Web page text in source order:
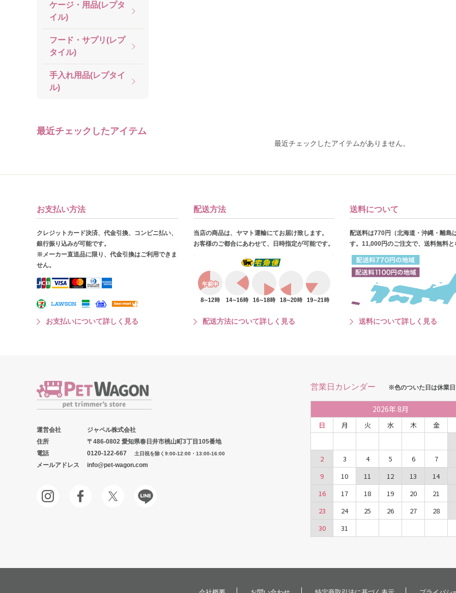
ケージ・用品(レプタ
イル)
フード・サプリ(レプ
タイル)
手入れ用品(レプタイ
ル)
最近チェックしたアイテム
最近チェックしたアイテムがありません。
お支払い方法
クレジットカード決済、代金引換、コンビニ払い、
銀行振り込みが可能です。
※メーカー直送品に限り、代金引換はご利用できま
せん。
お支払いについて詳しく見る
配送方法
当店の商品は、ヤマト運輸にてお届け致します。
お客様のご都合にあわせて、日時指定が可能です。
配送方法について詳しく見る
送料について
配送料は770円（北海道・沖縄・離島
す。11,000円のご注文で、送料無料と
送料について詳しく見る
運営会社
ジャペル株式会社
住所
〒486-0802 愛知県春日井市桃山町3丁目105番地
電話
0120-122-667 土日祝を除く9:00-12:00・13:00-16:00
メールアドレス info@pet-wagon.com
営業日カレンダー ※色のついた日は休業日
2026年 8月
日 月 火 水 木 金
2
3 4 5 6 7
9
10 11 12 13 14
16
17 18 19 20 21
23
24 25 26 27 28
30
31